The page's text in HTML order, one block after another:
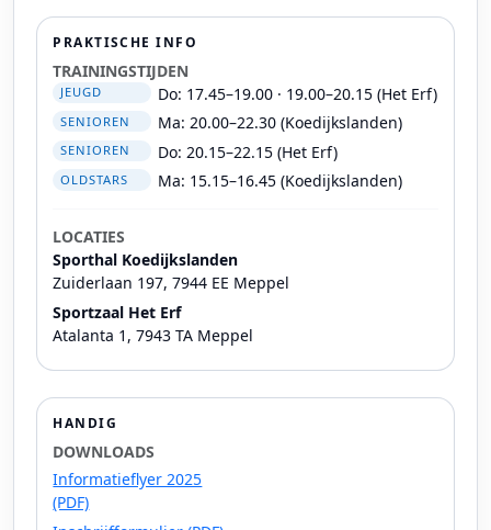
PRAKTISCHE INFO
TRAININGSTIJDEN
JEUGD Do: 17.45–19.00 · 19.00–20.15 (Het Erf)
SENIOREN Ma: 20.00–22.30 (Koedijkslanden)
SENIOREN Do: 20.15–22.15 (Het Erf)
OLDSTARS Ma: 15.15–16.45 (Koedijkslanden)
LOCATIES
Sporthal Koedijkslanden
Zuiderlaan 197, 7944 EE Meppel
Sportzaal Het Erf
Atalanta 1, 7943 TA Meppel
HANDIG
DOWNLOADS
Informatieflyer 2025
(PDF)